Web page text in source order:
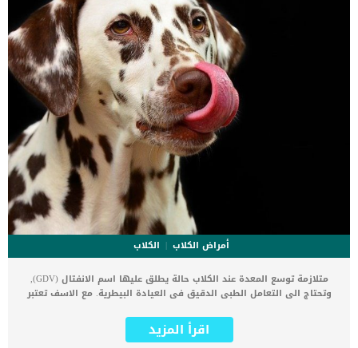
أمراض الكلاب
الكلاب
متلازمة توسع المعدة عند الكلاب حالة يطلق عليها اسم الانفتال (GDV),
وتحتاج الى التعامل الطبى الدقيق فى العيادة البيطرية. مع الاسف تعتبر
الحالة ، تتضخم المعدة ، عادةً مع الطعام والغاز (التوسيع) ، وتلتف على
محورها (الانفتال) بطريقة لا يمكن لمحتويات المعدة أن تنتقل إلى الأمعاء
اقرأ المزيد